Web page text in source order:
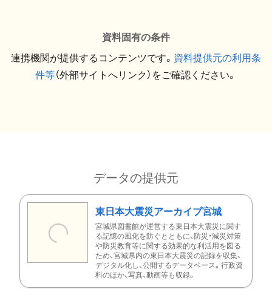
資料固有の条件
連携機関が提供するコンテンツです。 資料提供元の利用条
件等（外部サイトへリンク）をご確認ください。
データの提供元
東日本大震災アーカイブ宮城
宮城県図書館が運営する東日本大震災に関す
る記憶の風化を防ぐとともに、防災・減災対策
や防災教育等に関する効果的な利活用を図る
ため、宮城県内の東日本大震災の記録を収集、
デジタル化し、公開するデータベース。行政資
料のほか、写真、動画等も収録。